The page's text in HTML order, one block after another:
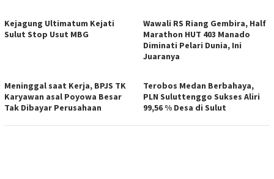
Kejagung Ultimatum Kejati
Sulut Stop Usut MBG
Wawali RS Riang Gembira, Half
Marathon HUT 403 Manado
Diminati Pelari Dunia, Ini
Juaranya
Meninggal saat Kerja, BPJS TK
Karyawan asal Poyowa Besar
Tak Dibayar Perusahaan
Terobos Medan Berbahaya,
PLN Suluttenggo Sukses Aliri
99,56 % Desa di Sulut